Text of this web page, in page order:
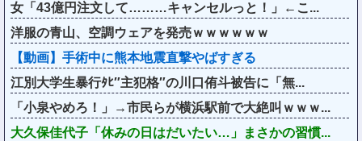
女「43億円注文して………キャンセルっと！」←こ...
洋服の青山、空調ウェアを発売ｗｗｗｗｗｗ
【動画】手術中に熊本地震直撃やばすぎる
江別大学生暴行ﾀﾋ″主犯格″の川口侑斗被告に「無...
「小泉やめろ！」→市民らが横浜駅前で大絶叫ｗｗｗ...
大久保佳代子「休みの日はだいたい…」まさかの習慣...